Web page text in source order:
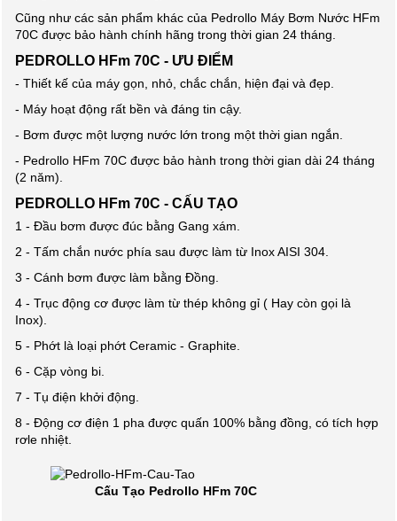
Cũng như các sản phẩm khác của Pedrollo Máy Bơm Nước HFm
70C được bảo hành chính hãng trong thời gian 24 tháng.
PEDROLLO HFm 70C - ƯU ĐIỂM
- Thiết kế của máy gọn, nhỏ, chắc chắn, hiện đại và đẹp.
- Máy hoạt động rất bền và đáng tin cậy.
- Bơm được một lượng nước lớn trong một thời gian ngắn.
- Pedrollo HFm 70C được bảo hành trong thời gian dài 24 tháng
(2 năm).
PEDROLLO HFm 70C - CẤU TẠO
1 - Đầu bơm được đúc bằng Gang xám.
2 - Tấm chắn nước phía sau được làm từ Inox AISI 304.
3 - Cánh bơm được làm bằng Đồng.
4 - Trục động cơ được làm từ thép không gỉ ( Hay còn gọi là
Inox).
5 - Phớt là loại phớt Ceramic - Graphite.
6 - Cặp vòng bi.
7 - Tụ điện khởi động.
8 - Động cơ điện 1 pha được quấn 100% bằng đồng, có tích hợp
rơle nhiệt.
Cấu Tạo Pedrollo HFm 70C